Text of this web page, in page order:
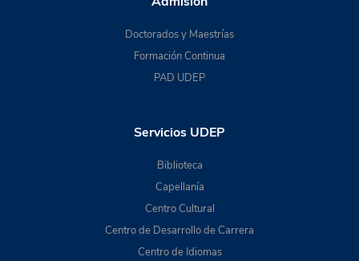
Doctorados y Maestrías
Formación Continua
PAD UDEP
Servicios UDEP
Biblioteca
Capellanía
Centro Cultural
Centro de Desarrollo de Carrera
Centro de Idiomas